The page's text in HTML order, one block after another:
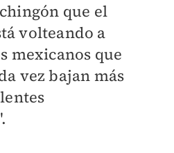
que el
volteando a
mexicanos que
vez bajan más